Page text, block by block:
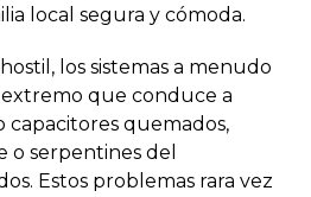
local segura y cómoda.
los sistemas a menudo
que conduce a
capacitores quemados,
o serpentines del
Estos problemas rara vez